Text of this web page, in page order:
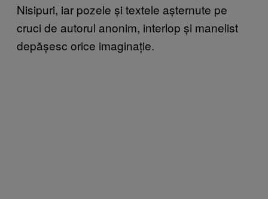
Nisipuri, iar pozele și textele așternute pe
cruci de autorul anonim, interlop și manelist
depășesc orice imaginație.